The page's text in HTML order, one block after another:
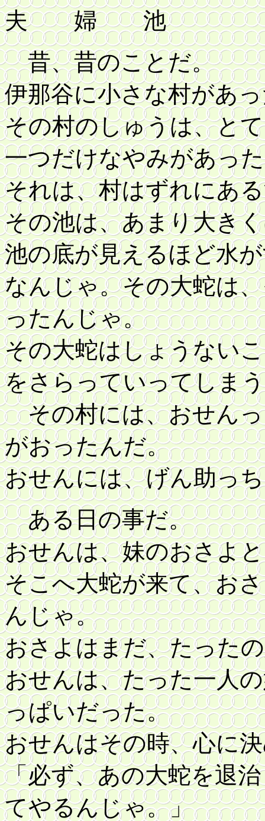
夫 婦 池
昔、昔のことだ。
伊那谷に小さな村があ
その村のしゅうは、と
一つだけなやみがあっ
それは、村はずれにあ
その池は、あまり大き
池の底が見えるほど水
なんじゃ。その大蛇は
ったんじゃ。
その大蛇はしょうない
をさらっていってしま
その村には、おせんっ
がおったんだ。
おせんには、げん助っ
ある日の事だ。
おせんは、妹のおさよ
そこへ大蛇が来て、お
んじゃ。
おさよはまだ、たった
おせんは、たった一人
っぱいだった。
おせんはその時、心に
「必ず、あの大蛇を退
てやるんじゃ。」